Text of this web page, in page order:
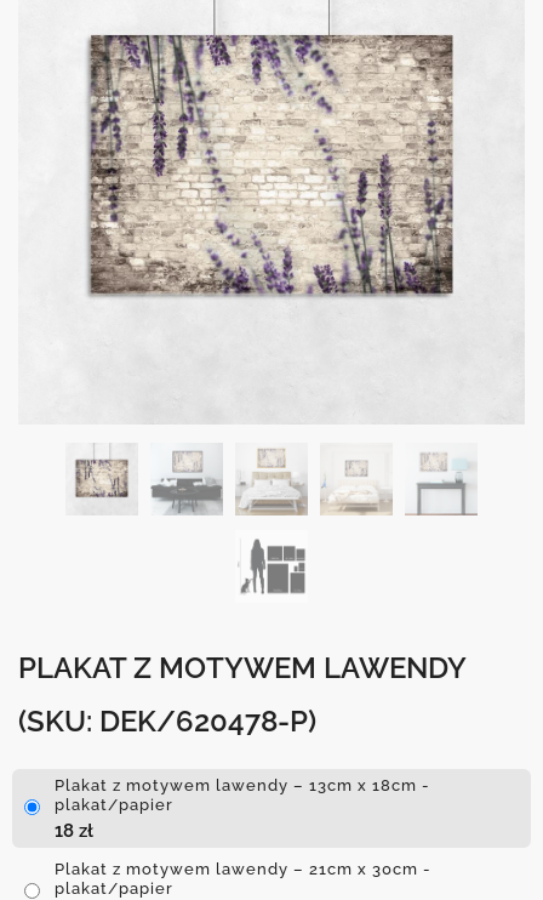
PLAKAT Z MOTYWEM LAWENDY
(SKU: DEK/620478-P)
Plakat z motywem lawendy – 13cm x 18cm -
plakat/papier
18 zł
Plakat z motywem lawendy – 21cm x 30cm -
plakat/papier